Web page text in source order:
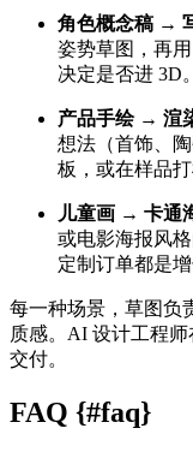
角色概念稿 →
姿势草图，再用
决定是否进 3D
产品手绘 → 渲
想法（首饰、
板，或在样品
儿童画 → 卡通
或电影海报风
定制订单都是
每一种场景，草图负
质感。AI 设计工程
交付。
FAQ {#faq}